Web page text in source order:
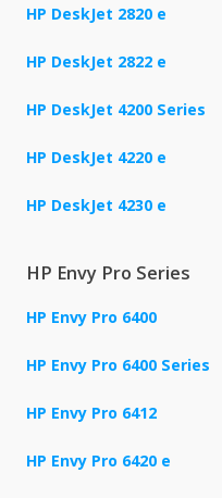
HP DeskJet 2820 e
HP DeskJet 2822 e
HP DeskJet 4200 Series
HP DeskJet 4220 e
HP DeskJet 4230 e
HP Envy Pro Series
HP Envy Pro 6400
HP Envy Pro 6400 Series
HP Envy Pro 6412
HP Envy Pro 6420 e